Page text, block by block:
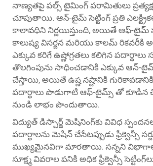
నాణ్యతపై పల్స్ టైమింగ్ పరామితులు
చూపుతాయి. ఆన్-టైమ్ సెట్టింగ్ ప్రతి
కాలావధిని నిర్ణయిస్తుంది, అయితే ఆఫ్-టైమ్
కాలుష్య విసర్జన మరియు కాలమ్ రికవరీకి
ఎక్కువ కరిగే ఉష్ణోగ్రతలు కలిగిన
తొలగింపును సాధించడానికి ఎక్కువ ఆన్-
చేస్తాయి, అయితే ఉష్ణ నష్టానికి
పదార్థాలు పొడుగాటి ఆఫ్-టైమ్స్ తో కూడిన
నుండి లాభం పొందుతాయి.
విద్యుత్ డిస్చార్జ్ మెషినింగ్‌కు వివిధ
పదార్థాలను మెషిన్ చేసేటప్పుడు ఫ్రీక్వెన్సీ
ముఖ్యమైనవిగా మారతాయి. సన్నని
సూక్ష్మ వివరాల పనికి అధిక ఫ్రీక్వెన్సీ